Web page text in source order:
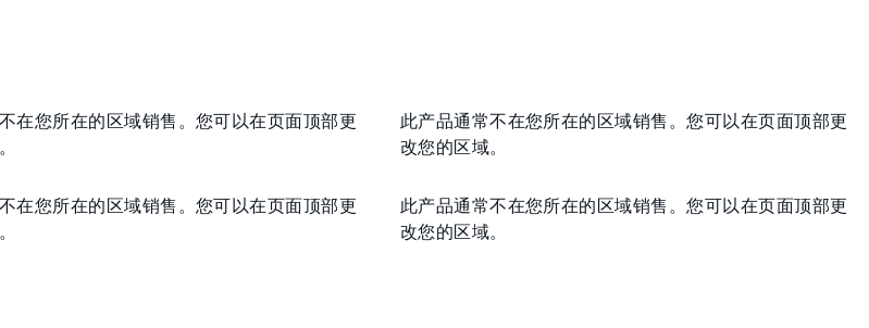
在您所在的区域销售。您可以在页面顶部更
此产品通常不在您所在的区域销售。您可以在页面顶部更
改您的区域。
在您所在的区域销售。您可以在页面顶部更
此产品通常不在您所在的区域销售。您可以在页面顶部更
改您的区域。